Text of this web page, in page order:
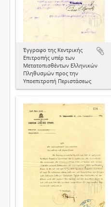
Έγγραφο της Κεντρικής
Επιτροπής υπέρ των
Μετατοπισθέντων Ελληνικών
Πληθυσμών προς την
Υποεπιτροπή Περιστάσεως